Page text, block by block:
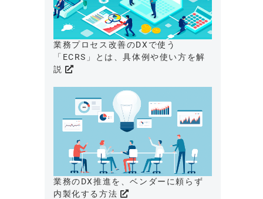
業務プロセス改善のDXで使う
「ECRS」とは、具体例や使い方を解
説
業務のDX推進を、ベンダーに頼らず
内製化する方法